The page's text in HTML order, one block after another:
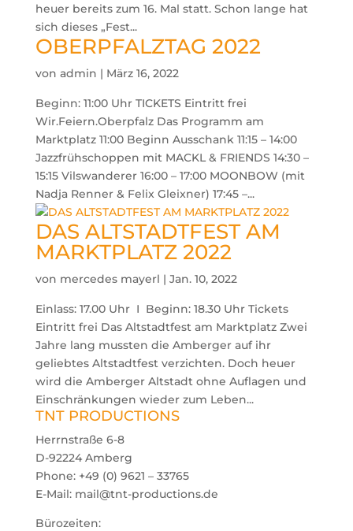
heuer bereits zum 16. Mal statt. Schon lange hat
sich dieses „Fest...
OBERPFALZTAG 2022
von admin | März 16, 2022
Beginn: 11:00 Uhr TICKETS Eintritt frei
Wir.Feiern.Oberpfalz Das Programm am
Marktplatz 11:00 Beginn Ausschank 11:15 – 14:00
Jazzfrühschoppen mit MACKL & FRIENDS 14:30 –
15:15 Vilswanderer 16:00 – 17:00 MOONBOW (mit
Nadja Renner & Felix Gleixner) 17:45 –...
DAS ALTSTADTFEST AM
MARKTPLATZ 2022
von mercedes mayerl | Jan. 10, 2022
Einlass: 17.00 Uhr I Beginn: 18.30 Uhr Tickets
Eintritt frei Das Altstadtfest am Marktplatz Zwei
Jahre lang mussten die Amberger auf ihr
geliebtes Altstadtfest verzichten. Doch heuer
wird die Amberger Altstadt ohne Auflagen und
Einschränkungen wieder zum Leben...
TNT PRODUCTIONS
Herrnstraße 6-8
D-92224 Amberg
Phone: +49 (0) 9621 – 33765
E-Mail: mail@tnt-productions.de
Bürozeiten: